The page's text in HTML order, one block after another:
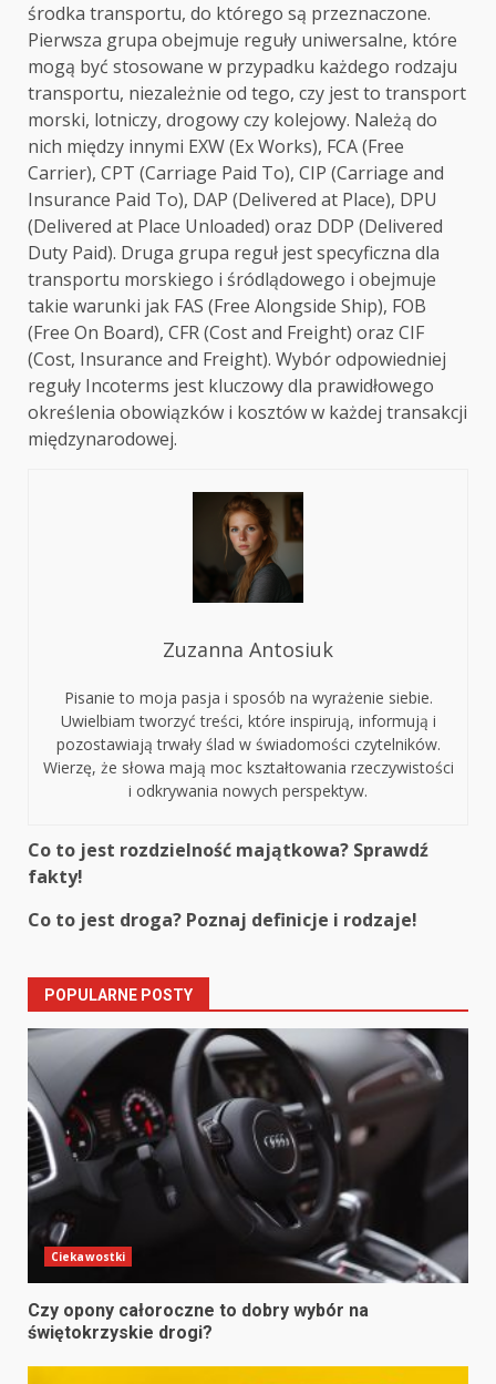
środka transportu, do którego są przeznaczone.
Pierwsza grupa obejmuje reguły uniwersalne, które
mogą być stosowane w przypadku każdego rodzaju
transportu, niezależnie od tego, czy jest to transport
morski, lotniczy, drogowy czy kolejowy. Należą do
nich między innymi EXW (Ex Works), FCA (Free
Carrier), CPT (Carriage Paid To), CIP (Carriage and
Insurance Paid To), DAP (Delivered at Place), DPU
(Delivered at Place Unloaded) oraz DDP (Delivered
Duty Paid). Druga grupa reguł jest specyficzna dla
transportu morskiego i śródlądowego i obejmuje
takie warunki jak FAS (Free Alongside Ship), FOB
(Free On Board), CFR (Cost and Freight) oraz CIF
(Cost, Insurance and Freight). Wybór odpowiedniej
reguły Incoterms jest kluczowy dla prawidłowego
określenia obowiązków i kosztów w każdej transakcji
międzynarodowej.
Zuzanna Antosiuk
Pisanie to moja pasja i sposób na wyrażenie siebie.
Uwielbiam tworzyć treści, które inspirują, informują i
pozostawiają trwały ślad w świadomości czytelników.
Wierzę, że słowa mają moc kształtowania rzeczywistości
i odkrywania nowych perspektyw.
Continue
Reading
Co to jest rozdzielność majątkowa? Sprawdź
fakty!
Co to jest droga? Poznaj definicje i rodzaje!
POPULARNE POSTY
Ciekawostki
Czy opony całoroczne to dobry wybór na
świętokrzyskie drogi?